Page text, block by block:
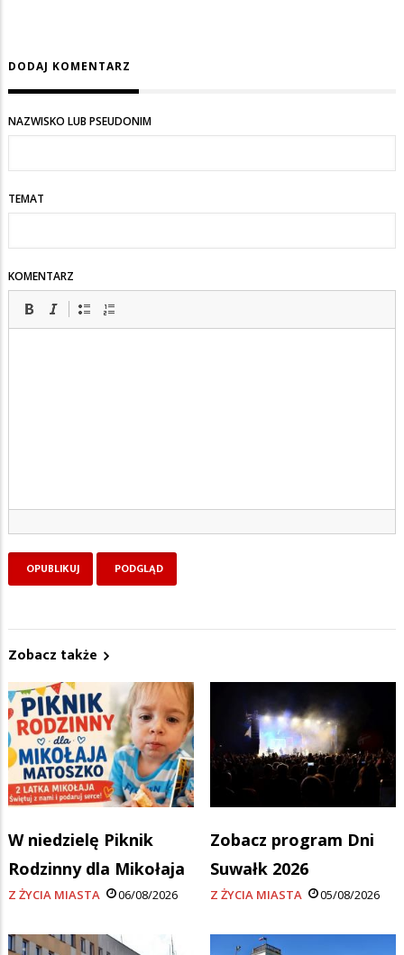
DODAJ KOMENTARZ
NAZWISKO LUB PSEUDONIM
TEMAT
KOMENTARZ
Zobacz także
W niedzielę Piknik
Rodzinny dla Mikołaja
Z ŻYCIA MIASTA 06/08/2026
Zobacz program Dni
Suwałk 2026
Z ŻYCIA MIASTA 05/08/2026